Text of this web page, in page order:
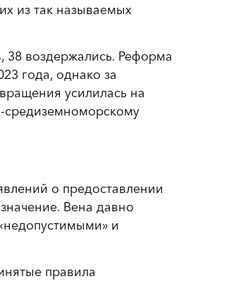
из так называемых
38 воздержались. Реформа
года, однако за
усилилась на
средиземноморскому
о предоставлении
Вена давно
и
правила